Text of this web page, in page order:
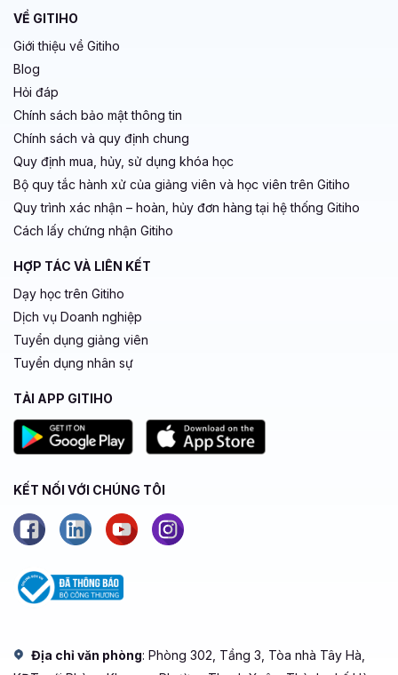
VỀ GITIHO
Giới thiệu về Gitiho
Blog
Hỏi đáp
Chính sách bảo mật thông tin
Chính sách và quy định chung
Quy định mua, hủy, sử dụng khóa học
Bộ quy tắc hành xử của giảng viên và học viên trên Gitiho
Quy trình xác nhận – hoàn, hủy đơn hàng tại hệ thống Gitiho
Cách lấy chứng nhận Gitiho
HỢP TÁC VÀ LIÊN KẾT
Dạy học trên Gitiho
Dịch vụ Doanh nghiệp
Tuyển dụng giảng viên
Tuyển dụng nhân sự
TẢI APP GITIHO
KẾT NỐI VỚI CHÚNG TÔI
Địa chỉ văn phòng: Phòng 302, Tầng 3, Tòa nhà Tây Hà,